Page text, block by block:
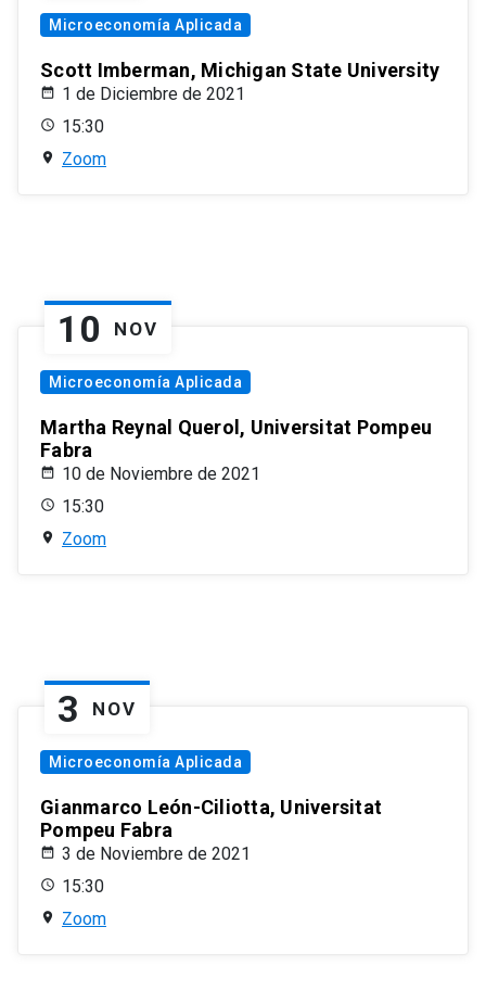
Microeconomía Aplicada
Scott Imberman, Michigan State University
1 de Diciembre de 2021
15:30
Zoom
10 NOV
Microeconomía Aplicada
Martha Reynal Querol, Universitat Pompeu
Fabra
10 de Noviembre de 2021
15:30
Zoom
3 NOV
Microeconomía Aplicada
Gianmarco León-Ciliotta, Universitat
Pompeu Fabra
3 de Noviembre de 2021
15:30
Zoom